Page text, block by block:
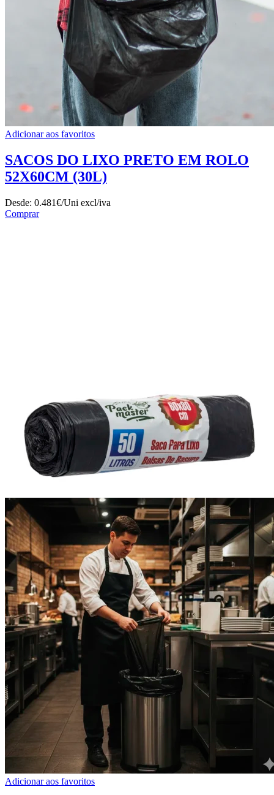
Adicionar aos favoritos
SACOS DO LIXO PRETO EM ROLO
52X60CM (30L)
Desde: 0.481€/Uni excl/iva
Comprar
Adicionar aos favoritos